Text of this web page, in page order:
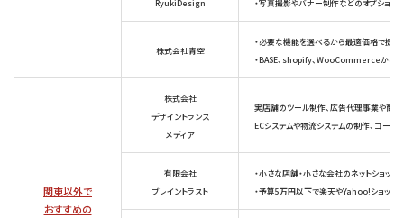
RyukiDesign
・写真撮影やバナー制作などのオプション
株式会社青空
・必要な機能を選べるから最適価格で提供
・BASE、shopify、WooCommerceから
関東以外で
おすすめの
株式会社
デザイントランス
メディア
実店舗のツール制作、広告代理事業や商品
ECシステムや物流システムの制作、コール
有限会社
ブレイントラスト
・小さな店舗・小さな会社のネットショップ
・予算5万円以下で楽天やYahoo!ショッピ